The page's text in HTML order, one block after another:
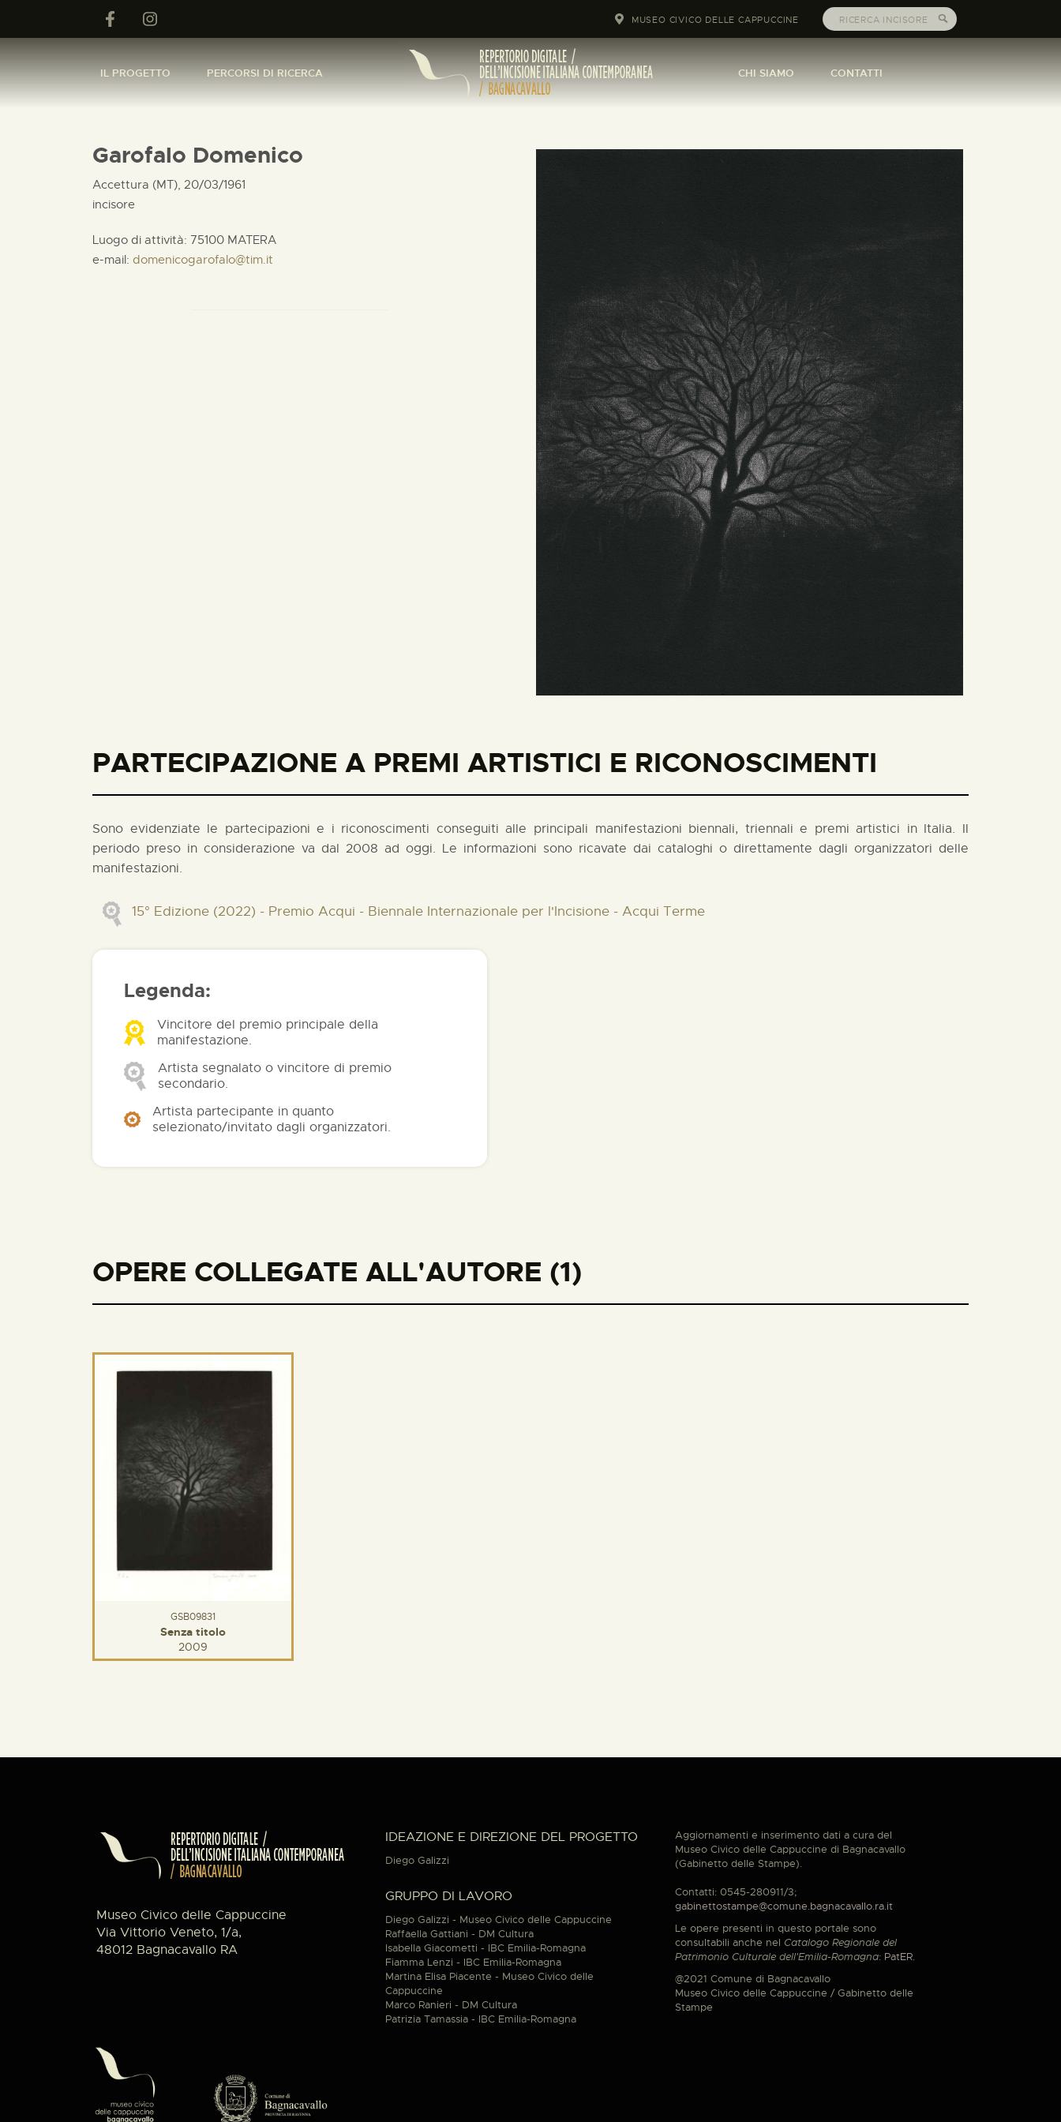
MUSEO CIVICO DELLE CAPPUCCINE
IL PROGETTO PERCORSI DI RICERCA CHI SIAMO CONTATTI
Garofalo Domenico
Accettura (MT), 20/03/1961
incisore
Luogo di attività: 75100 MATERA
e-mail: domenicogarofalo@tim.it
PARTECIPAZIONE A PREMI ARTISTICI E RICONOSCIMENTI
Sono evidenziate le partecipazioni e i riconoscimenti conseguiti alle principali manifestazioni biennali, triennali e premi artistici in Italia. Il
periodo preso in considerazione va dal 2008 ad oggi. Le informazioni sono ricavate dai cataloghi o direttamente dagli organizzatori delle
manifestazioni.
15° Edizione (2022) - Premio Acqui - Biennale Internazionale per l'Incisione - Acqui Terme
Legenda:
Vincitore del premio principale della
manifestazione.
Artista segnalato o vincitore di premio
secondario.
Artista partecipante in quanto
selezionato/invitato dagli organizzatori.
OPERE COLLEGATE ALL'AUTORE (1)
GSB09831
Senza titolo
2009
Museo Civico delle Cappuccine
Via Vittorio Veneto, 1/a,
48012 Bagnacavallo RA
IDEAZIONE E DIREZIONE DEL PROGETTO
Diego Galizzi
GRUPPO DI LAVORO
Diego Galizzi - Museo Civico delle Cappuccine
Raffaella Gattiani - DM Cultura
Isabella Giacometti - IBC Emilia-Romagna
Fiamma Lenzi - IBC Emilia-Romagna
Martina Elisa Piacente - Museo Civico delle
Cappuccine
Marco Ranieri - DM Cultura
Patrizia Tamassia - IBC Emilia-Romagna
Aggiornamenti e inserimento dati a cura del
Museo Civico delle Cappuccine di Bagnacavallo
(Gabinetto delle Stampe).
Contatti: 0545-280911/3;
gabinettostampe@comune.bagnacavallo.ra.it
Le opere presenti in questo portale sono
consultabili anche nel Catalogo Regionale del
Patrimonio Culturale dell'Emilia-Romagna: PatER.
@2021 Comune di Bagnacavallo
Museo Civico delle Cappuccine / Gabinetto delle
Stampe